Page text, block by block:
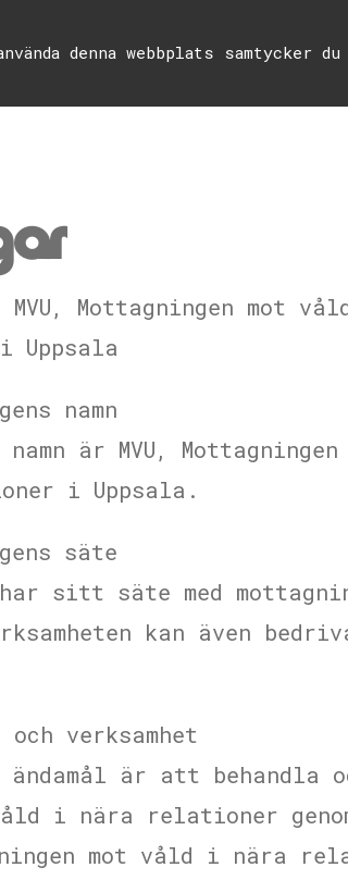
denna webbplats samtycker
Mottagningen mot
namn
namn är MVU,
i Uppsala.
säte
har sitt säte med
kan även
och verksamhet
ändamål är att behandla
i nära relationer
mot våld i nära